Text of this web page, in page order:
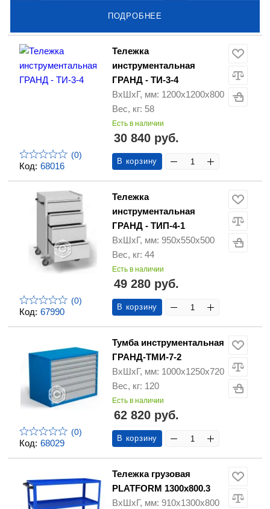
ПОДРОБНЕЕ
Код: 68016
(0)
Тележка
инструментальная
ГРАНД - ТИ-3-4
ВхШхГ, мм: 1200х1200х800
Вес, кг: 58
Есть в наличии
30 840 руб.
В корзину
Код: 67990
(0)
Тележка
инструментальная
ГРАНД - ТИП-4-1
ВхШхГ, мм: 950х550х500
Вес, кг: 44
Есть в наличии
49 280 руб.
В корзину
Код: 68029
(0)
Тумба инструментальная
ГРАНД-ТМИ-7-2
ВхШхГ, мм: 1000х1250х720
Вес, кг: 120
Есть в наличии
62 820 руб.
В корзину
Тележка грузовая
PLATFORM 1300х800.3
ВхШхГ, мм: 910x1300x800